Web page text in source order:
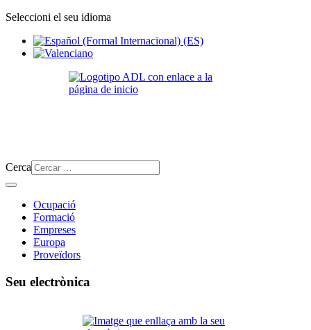
Seleccioni el seu idioma
Cerca
Ocupació
Formació
Empreses
Europa
Proveïdors
Seu electrònica